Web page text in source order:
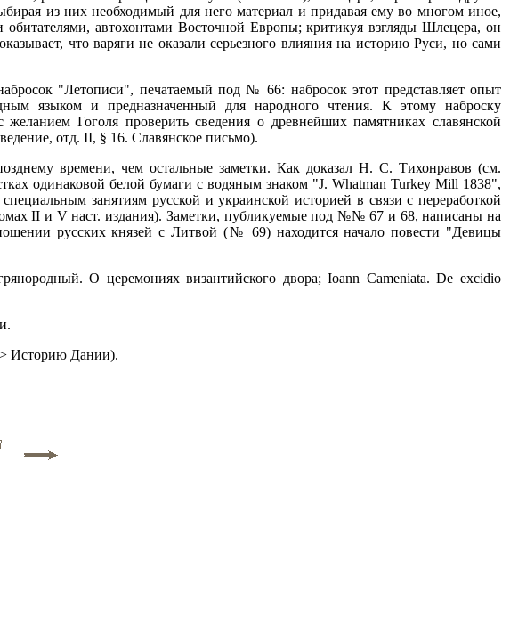
из них необходимый для него материал и придавая ему во многом иное,
автохонтами Восточной Европы; критикуя взгляды Шлецера, он
что варяги не оказали серьезного влияния на историю Руси, но сами
"Летописи", печатаемый под № 66: набросок этот представляет опыт
языком и предназначенный для народного чтения. К этому наброску
Гоголя проверить сведения о древнейших памятниках славянской
отд. II, § 16. Славянское письмо).
времени, чем остальные заметки. Как доказал Н. С. Тихонравов (см.
одинаковой белой бумаги с водяным знаком "J. Whatman Turkey Mill 1838",
занятиям русской и украинской историей в связи с переработкой
II и V наст. издания). Заметки, публикуемые под №№ 67 и 68, написаны на
русских князей с Литвой (№ 69) находится начало повести "Девицы
О церемониях византийского двора; Ioann Cameniata. De excidio
Историю Дании).